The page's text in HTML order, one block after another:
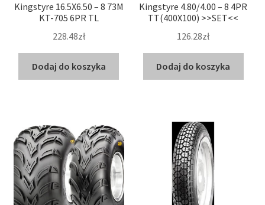
Kingstyre 16.5X6.50 – 8 73M
KT-705 6PR TL
228.48zł
Dodaj do koszyka
Kingstyre 4.80/4.00 – 8 4PR
TT(400X100) >>SET<<
126.28zł
Dodaj do koszyka